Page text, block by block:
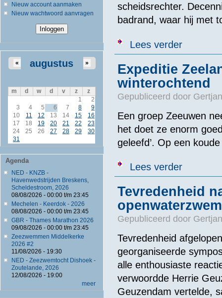
Nieuw account aanmaken
Nieuw wachtwoord aanvragen
augustus
« »
m d w d v z
z
1
2
3
4 5 6 7 8
9
10
11 12 13 14 15
16
17
18 19 20 21 22
23
24
25 26 27 28 29
30
31
Agenda
NED - KNZB -
Havenwedstrijden Breskens,
Scheldestroom, 2026
08/08/2026 - 00:00t/m 23:45
Mechelen - Keerdok - 2026
08/08/2026 - 00:00t/m 23:45
GBR - Thames Marathon 2026
09/08/2026 - 00:00t/m 23:45
Zeezwemmen Middelkerke
2026 #2
11/08/2026 - 19:30
NED - Zeezwemtocht Dishoek -
Zoutelande, 2026
12/08/2026 - 19:00
meer
scheidsrechter.
badrand, waar hij met
Lees verderover In
Expeditie
winterochtend
Gepubliceerd door
Een groep Zeeuwen
het doet ze enorm
geleefd’. Op een
Lees verderover
Tevredenheid
Gepubliceerd door
Tevredenheid
georganiseerde
alle enthousiaste
verwoordde Herrie
Geuzendam vertelde,